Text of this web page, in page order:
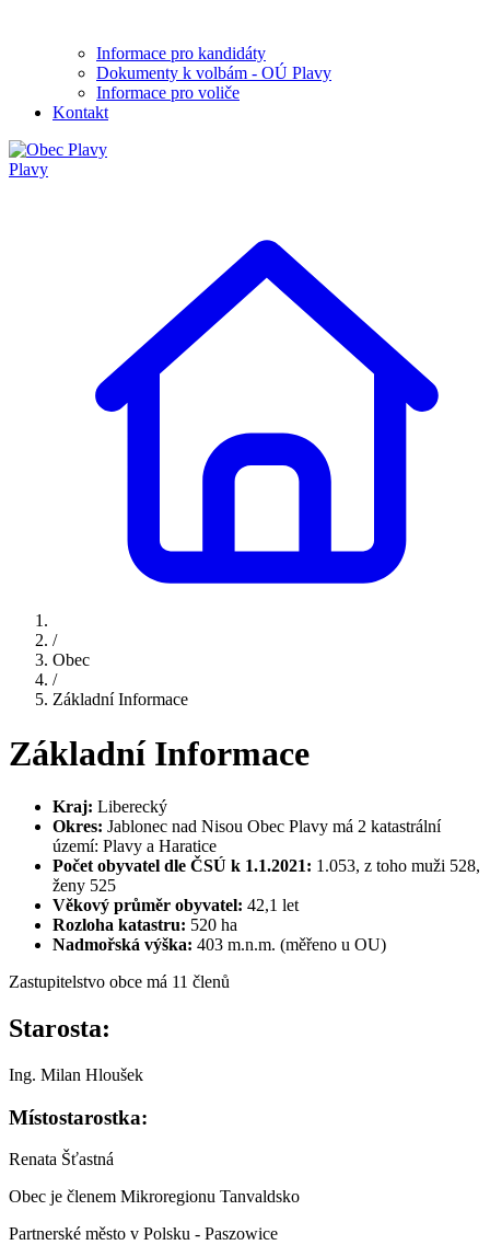
Informace pro kandidáty
Dokumenty k volbám - OÚ Plavy
Informace pro voliče
Kontakt
Plavy
/
Obec
/
Základní Informace
Základní Informace
Kraj: Liberecký
Okres: Jablonec nad Nisou Obec Plavy má 2 katastrální
území: Plavy a Haratice
Počet obyvatel dle ČSÚ k 1.1.2021: 1.053, z toho muži 528,
ženy 525
Věkový průměr obyvatel: 42,1 let
Rozloha katastru: 520 ha
Nadmořská výška: 403 m.n.m. (měřeno u OU)
Zastupitelstvo obce má 11 členů
Starosta:
Ing. Milan Hloušek
Místostarostka:
Renata Šťastná
Obec je členem Mikroregionu Tanvaldsko
Partnerské město v Polsku - Paszowice